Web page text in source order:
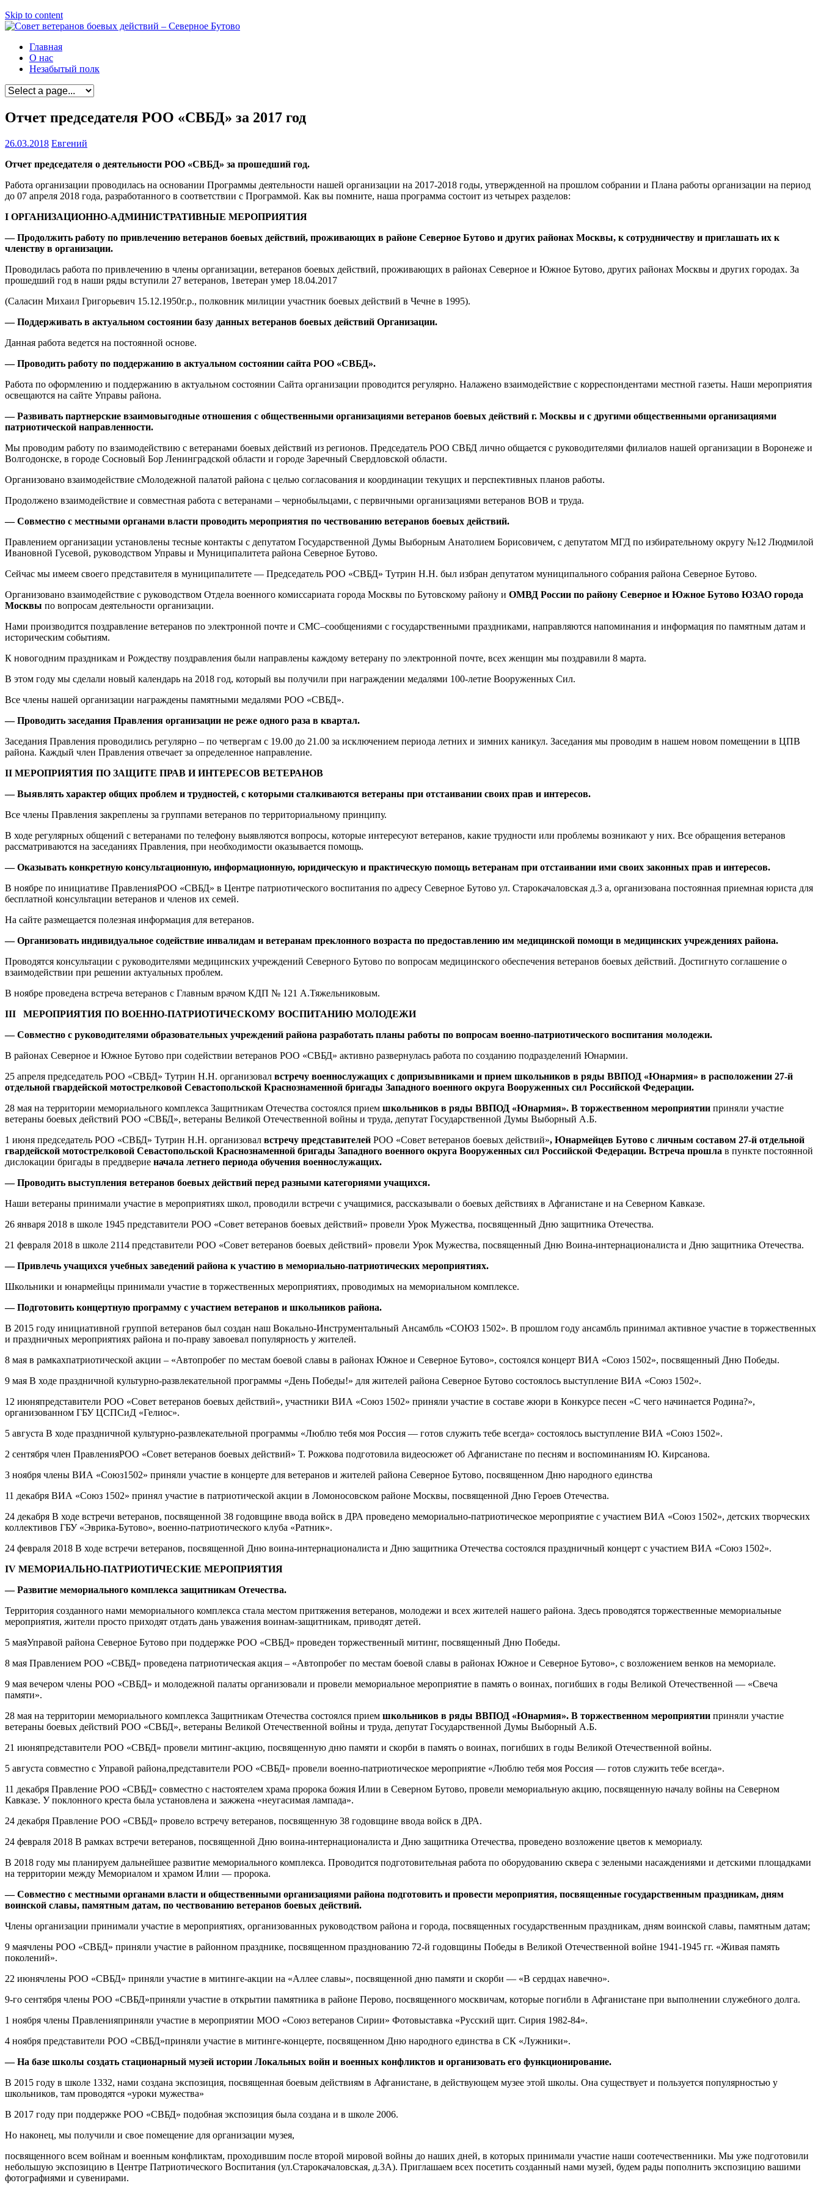
Skip to content
Главная
О нас
Незабытый полк
Отчет председателя РОО «СВБД» за 2017 год
26.03.2018 Евгений
Отчет председателя о деятельности РОО «СВБД» за прошедший год.
Работа организации проводилась на основании Программы деятельности нашей организации на 2017-2018 годы, утвержденной на прошлом собрании и Плана работы организации на период
до 07 апреля 2018 года, разработанного в соответствии с Программой. Как вы помните, наша программа состоит из четырех разделов:
I ОРГАНИЗАЦИОННО-АДМИНИСТРАТИВНЫЕ МЕРОПРИЯТИЯ
— Продолжить работу по привлечению ветеранов боевых действий, проживающих в районе Северное Бутово и других районах Москвы, к сотрудничеству и приглашать их к
членству в организации.
Проводилась работа по привлечению в члены организации, ветеранов боевых действий, проживающих в районах Северное и Южное Бутово, других районах Москвы и других городах. За
прошедший год в наши ряды вступили 27 ветеранов, 1ветеран умер 18.04.2017
(Саласин Михаил Григорьевич 15.12.1950г.р., полковник милиции участник боевых действий в Чечне в 1995).
— Поддерживать в актуальном состоянии базу данных ветеранов боевых действий Организации.
Данная работа ведется на постоянной основе.
— Проводить работу по поддержанию в актуальном состоянии сайта РОО «СВБД».
Работа по оформлению и поддержанию в актуальном состоянии Сайта организации проводится регулярно. Налажено взаимодействие с корреспондентами местной газеты. Наши мероприятия
освещаются на сайте Управы района.
— Развивать партнерские взаимовыгодные отношения с общественными организациями ветеранов боевых действий г. Москвы и с другими общественными организациями
патриотической направленности.
Мы проводим работу по взаимодействию с ветеранами боевых действий из регионов. Председатель РОО СВБД лично общается с руководителями филиалов нашей организации в Воронеже и
Волгодонске, в городе Сосновый Бор Ленинградской области и городе Заречный Свердловской области.
Организовано взаимодействие сМолодежной палатой района с целью согласования и координации текущих и перспективных планов работы.
Продолжено взаимодействие и совместная работа с ветеранами – чернобыльцами, с первичными организациями ветеранов ВОВ и труда.
— Совместно с местными органами власти проводить мероприятия по чествованию ветеранов боевых действий.
Правлением организации установлены тесные контакты с депутатом Государственной Думы Выборным Анатолием Борисовичем, с депутатом МГД по избирательному округу №12 Людмилой
Ивановной Гусевой, руководством Управы и Муниципалитета района Северное Бутово.
Сейчас мы имеем своего представителя в муниципалитете — Председатель РОО «СВБД» Тутрин Н.Н. был избран депутатом муниципального собрания района Северное Бутово.
Организовано взаимодействие с руководством Отдела военного комиссариата города Москвы по Бутовскому району и ОМВД России по району Северное и Южное Бутово ЮЗАО города
Москвы по вопросам деятельности организации.
Нами производится поздравление ветеранов по электронной почте и СМС–сообщениями с государственными праздниками, направляются напоминания и информация по памятным датам и
историческим событиям.
К новогодним праздникам и Рождеству поздравления были направлены каждому ветерану по электронной почте, всех женщин мы поздравили 8 марта.
В этом году мы сделали новый календарь на 2018 год, который вы получили при награждении медалями 100-летие Вооруженных Сил.
Все члены нашей организации награждены памятными медалями РОО «СВБД».
— Проводить заседания Правления организации не реже одного раза в квартал.
Заседания Правления проводились регулярно – по четвергам с 19.00 до 21.00 за исключением периода летних и зимних каникул. Заседания мы проводим в нашем новом помещении в ЦПВ
района. Каждый член Правления отвечает за определенное направление.
II МЕРОПРИЯТИЯ ПО ЗАЩИТЕ ПРАВ И ИНТЕРЕСОВ ВЕТЕРАНОВ
— Выявлять характер общих проблем и трудностей, с которыми сталкиваются ветераны при отстаивании своих прав и интересов.
Все члены Правления закреплены за группами ветеранов по территориальному принципу.
В ходе регулярных общений с ветеранами по телефону выявляются вопросы, которые интересуют ветеранов, какие трудности или проблемы возникают у них. Все обращения ветеранов
рассматриваются на заседаниях Правления, при необходимости оказывается помощь.
— Оказывать конкретную консультационную, информационную, юридическую и практическую помощь ветеранам при отстаивании ими своих законных прав и интересов.
В ноябре по инициативе ПравленияРОО «СВБД» в Центре патриотического воспитания по адресу Северное Бутово ул. Старокачаловская д.3 а, организована постоянная приемная юриста для
бесплатной консультации ветеранов и членов их семей.
На сайте размещается полезная информация для ветеранов.
— Организовать индивидуальное содействие инвалидам и ветеранам преклонного возраста по предоставлению им медицинской помощи в медицинских учреждениях района.
Проводятся консультации с руководителями медицинских учреждений Северного Бутово по вопросам медицинского обеспечения ветеранов боевых действий. Достигнуто соглашение о
взаимодействии при решении актуальных проблем.
В ноябре проведена встреча ветеранов с Главным врачом КДП № 121 А.Тяжельниковым.
III МЕРОПРИЯТИЯ ПО ВОЕННО-ПАТРИОТИЧЕСКОМУ ВОСПИТАНИЮ МОЛОДЕЖИ
— Совместно с руководителями образовательных учреждений района разработать планы работы по вопросам военно-патриотического воспитания молодежи.
В районах Северное и Южное Бутово при содействии ветеранов РОО «СВБД» активно развернулась работа по созданию подразделений Юнармии.
25 апреля председатель РОО «СВБД» Тутрин Н.Н. организовал встречу военнослужащих с допризывниками и прием школьников в ряды ВВПОД «Юнармия» в расположении 27-й
отдельной гвардейской мотострелковой Севастопольской Краснознаменной бригады Западного военного округа Вооруженных сил Российской Федерации.
28 мая на территории мемориального комплекса Защитникам Отечества состоялся прием школьников в ряды ВВПОД «Юнармия». В торжественном мероприятии приняли участие
ветераны боевых действий РОО «СВБД», ветераны Великой Отечественной войны и труда, депутат Государственной Думы Выборный А.Б.
1 июня председатель РОО «СВБД» Тутрин Н.Н. организовал встречу представителей РОО «Совет ветеранов боевых действий», Юнармейцев Бутово с личным составом 27-й отдельной
гвардейской мотострелковой Севастопольской Краснознаменной бригады Западного военного округа Вооруженных сил Российской Федерации. Встреча прошла в пункте постоянной
дислокации бригады в преддверие начала летнего периода обучения военнослужащих.
— Проводить выступления ветеранов боевых действий перед разными категориями учащихся.
Наши ветераны принимали участие в мероприятиях школ, проводили встречи с учащимися, рассказывали о боевых действиях в Афганистане и на Северном Кавказе.
26 января 2018 в школе 1945 представители РОО «Совет ветеранов боевых действий» провели Урок Мужества, посвященный Дню защитника Отечества.
21 февраля 2018 в школе 2114 представители РОО «Совет ветеранов боевых действий» провели Урок Мужества, посвященный Дню Воина-интернационалиста и Дню защитника Отечества.
— Привлечь учащихся учебных заведений района к участию в мемориально-патриотических мероприятиях.
Школьники и юнармейцы принимали участие в торжественных мероприятиях, проводимых на мемориальном комплексе.
— Подготовить концертную программу с участием ветеранов и школьников района.
В 2015 году инициативной группой ветеранов был создан наш Вокально-Инструментальный Ансамбль «СОЮЗ 1502». В прошлом году ансамбль принимал активное участие в торжественных
и праздничных мероприятиях района и по-праву завоевал популярность у жителей.
8 мая в рамкахпатриотической акции – «Автопробег по местам боевой славы в районах Южное и Северное Бутово», состоялся концерт ВИА «Союз 1502», посвященный Дню Победы.
9 мая В ходе праздничной культурно-развлекательной программы «День Победы!» для жителей района Северное Бутово состоялось выступление ВИА «Союз 1502».
12 июняпредставители РОО «Совет ветеранов боевых действий», участники ВИА «Союз 1502» приняли участие в составе жюри в Конкурсе песен «С чего начинается Родина?»,
организованном ГБУ ЦСПСиД «Гелиос».
5 августа В ходе праздничной культурно-развлекательной программы «Люблю тебя моя Россия — готов служить тебе всегда» состоялось выступление ВИА «Союз 1502».
2 сентября член ПравленияРОО «Совет ветеранов боевых действий» Т. Рожкова подготовила видеосюжет об Афганистане по песням и воспоминаниям Ю. Кирсанова.
3 ноября члены ВИА «Союз1502» приняли участие в концерте для ветеранов и жителей района Северное Бутово, посвященном Дню народного единства
11 декабря ВИА «Союз 1502» принял участие в патриотической акции в Ломоносовском районе Москвы, посвященной Дню Героев Отечества.
24 декабря В ходе встречи ветеранов, посвященной 38 годовщине ввода войск в ДРА проведено мемориально-патриотическое мероприятие с участием ВИА «Союз 1502», детских творческих
коллективов ГБУ «Эврика-Бутово», военно-патриотического клуба «Ратник».
24 февраля 2018 В ходе встречи ветеранов, посвященной Дню воина-интернационалиста и Дню защитника Отечества состоялся праздничный концерт с участием ВИА «Союз 1502».
IV МЕМОРИАЛЬНО-ПАТРИОТИЧЕСКИЕ МЕРОПРИЯТИЯ
— Развитие мемориального комплекса защитникам Отечества.
Территория созданного нами мемориального комплекса стала местом притяжения ветеранов, молодежи и всех жителей нашего района. Здесь проводятся торжественные мемориальные
мероприятия, жители просто приходят отдать дань уважения воинам-защитникам, приводят детей.
5 маяУправой района Северное Бутово при поддержке РОО «СВБД» проведен торжественный митинг, посвященный Дню Победы.
8 мая Правлением РОО «СВБД» проведена патриотическая акция – «Автопробег по местам боевой славы в районах Южное и Северное Бутово», с возложением венков на мемориале.
9 мая вечером члены РОО «СВБД» и молодежной палаты организовали и провели мемориальное мероприятие в память о воинах, погибших в годы Великой Отечественной — «Свеча
памяти».
28 мая на территории мемориального комплекса Защитникам Отечества состоялся прием школьников в ряды ВВПОД «Юнармия». В торжественном мероприятии приняли участие
ветераны боевых действий РОО «СВБД», ветераны Великой Отечественной войны и труда, депутат Государственной Думы Выборный А.Б.
21 июняпредставители РОО «СВБД» провели митинг-акцию, посвященную дню памяти и скорби в память о воинах, погибших в годы Великой Отечественной войны.
5 августа совместно с Управой района,представители РОО «СВБД» провели военно-патриотическое мероприятие «Люблю тебя моя Россия — готов служить тебе всегда».
11 декабря Правление РОО «СВБД» совместно с настоятелем храма пророка божия Илии в Северном Бутово, провели мемориальную акцию, посвященную началу войны на Северном
Кавказе. У поклонного креста была установлена и зажжена «неугасимая лампада».
24 декабря Правление РОО «СВБД» провело встречу ветеранов, посвященную 38 годовщине ввода войск в ДРА.
24 февраля 2018 В рамках встречи ветеранов, посвященной Дню воина-интернационалиста и Дню защитника Отечества, проведено возложение цветов к мемориалу.
В 2018 году мы планируем дальнейшее развитие мемориального комплекса. Проводится подготовительная работа по оборудованию сквера с зелеными насаждениями и детскими площадками
на территории между Мемориалом и храмом Илии — пророка.
— Совместно с местными органами власти и общественными организациями района подготовить и провести мероприятия, посвященные государственным праздникам, дням
воинской славы, памятным датам, по чествованию ветеранов боевых действий.
Члены организации принимали участие в мероприятиях, организованных руководством района и города, посвященных государственным праздникам, дням воинской славы, памятным датам;
9 маячлены РОО «СВБД» приняли участие в районном празднике, посвященном празднованию 72-й годовщины Победы в Великой Отечественной войне 1941-1945 гг. «Живая память
поколений».
22 июнячлены РОО «СВБД» приняли участие в митинге-акции на «Аллее славы», посвященной дню памяти и скорби — «В сердцах навечно».
9-го сентября члены РОО «СВБД»приняли участие в открытии памятника в районе Перово, посвященного москвичам, которые погибли в Афганистане при выполнении служебного долга.
1 ноября члены Правленияприняли участие в мероприятии МОО «Союз ветеранов Сирии» Фотовыставка «Русский щит. Сирия 1982-84».
4 ноября представители РОО «СВБД»приняли участие в митинге-концерте, посвященном Дню народного единства в СК «Лужники».
— На базе школы создать стационарный музей истории Локальных войн и военных конфликтов и организовать его функционирование.
В 2015 году в школе 1332, нами создана экспозиция, посвященная боевым действиям в Афганистане, в действующем музее этой школы. Она существует и пользуется популярностью у
школьников, там проводятся «уроки мужества»
В 2017 году при поддержке РОО «СВБД» подобная экспозиция была создана и в школе 2006.
Но наконец, мы получили и свое помещение для организации музея,
посвященного всем войнам и военным конфликтам, проходившим после второй мировой войны до наших дней, в которых принимали участие наши соотечественники. Мы уже подготовили
небольшую экспозицию в Центре Патриотического Воспитания (ул.Старокачаловская, д.3А). Приглашаем всех посетить созданный нами музей, будем рады пополнить экспозицию вашими
фотографиями и сувенирами.